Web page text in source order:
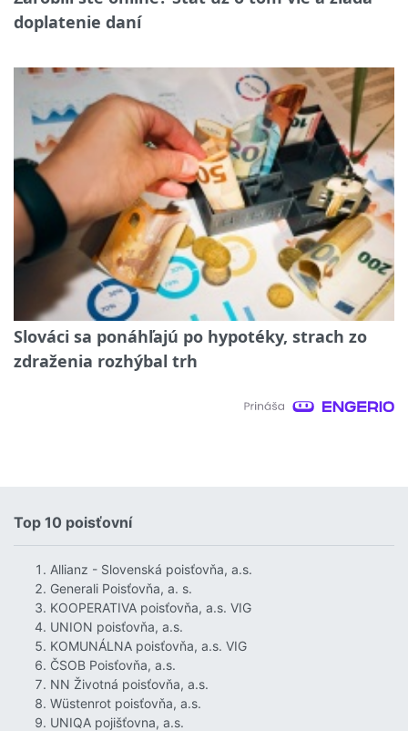
doplatenie daní
Slováci sa ponáhľajú po hypotéky, strach zo
zdraženia rozhýbal trh
Top 10 poisťovní
Allianz - Slovenská poisťovňa, a.s.
Generali Poisťovňa, a. s.
KOOPERATIVA poisťovňa, a.s. VIG
UNION poisťovňa, a.s.
KOMUNÁLNA poisťovňa, a.s. VIG
ČSOB Poisťovňa, a.s.
NN Životná poisťovňa, a.s.
Wüstenrot poisťovňa, a.s.
UNIQA pojišťovna, a.s.